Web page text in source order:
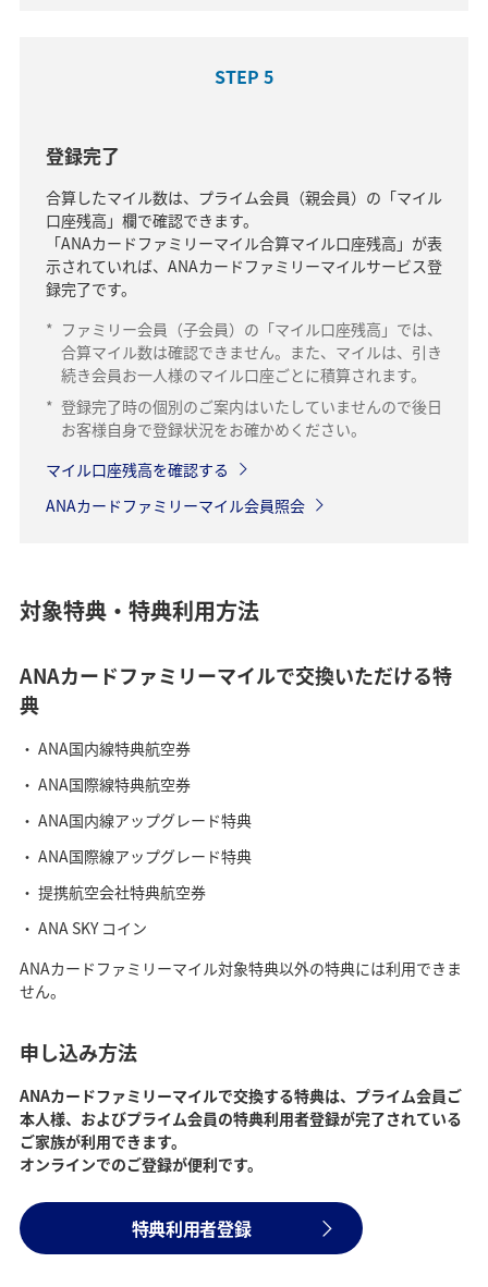
STEP 5
登録完了
合算したマイル数は、プライム会員（親会員）の「マイル
口座残高」欄で確認できます。
「ANAカードファミリーマイル合算マイル口座残高」が表
示されていれば、ANAカードファミリーマイルサービス登
録完了です。
* ファミリー会員（子会員）の「マイル口座残高」では、
合算マイル数は確認できません。また、マイルは、引き
続き会員お一人様のマイル口座ごとに積算されます。
* 登録完了時の個別のご案内はいたしていませんので後日
お客様自身で登録状況をお確かめください。
マイル口座残高を確認する
ANAカードファミリーマイル会員照会
対象特典・特典利用方法
ANAカードファミリーマイルで交換いただける特
典
ANA国内線特典航空券
ANA国際線特典航空券
ANA国内線アップグレード特典
ANA国際線アップグレード特典
提携航空会社特典航空券
ANA SKY コイン
ANAカードファミリーマイル対象特典以外の特典には利用できま
せん。
申し込み方法
ANAカードファミリーマイルで交換する特典は、プライム会員ご
本人様、およびプライム会員の特典利用者登録が完了されている
ご家族が利用できます。
オンラインでのご登録が便利です。
特典利用者登録